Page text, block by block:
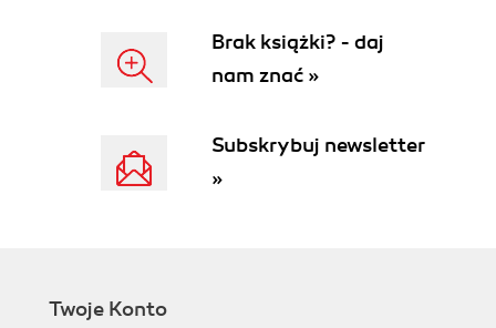
Brak książki? - daj
nam znać »
Subskrybuj newsletter
»
Twoje Konto